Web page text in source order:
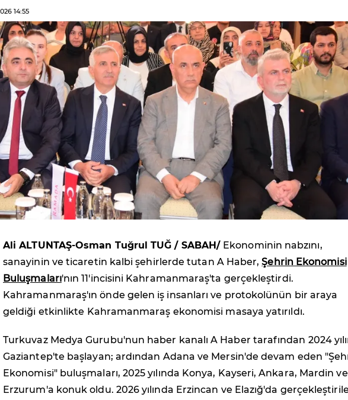
14:55
Ali ALTUNTAŞ-Osman Tuğrul TUĞ / SABAH/ Ekonominin nabzını,
sanayinin ve ticaretin kalbi şehirlerde tutan A Haber,Şehrin Ekonomisi
Buluşmaları'nın 11'incisini Kahramanmaraş'ta gerçekleştirdi.
Kahramanmaraş'ın önde gelen iş insanları ve protokolünün bir araya
geldiği etkinlikte Kahramanmaraş ekonomisi masaya yatırıldı.
Turkuvaz Medya Gurubu'nun haber kanalı A Haber tarafından 2024
Gaziantep'te başlayan; ardından Adana ve Mersin'de devam eden
Ekonomisi" buluşmaları, 2025 yılında Konya, Kayseri, Ankara, Mardin ve
Erzurum'a konuk oldu. 2026 yılında Erzincan ve Elazığ'da